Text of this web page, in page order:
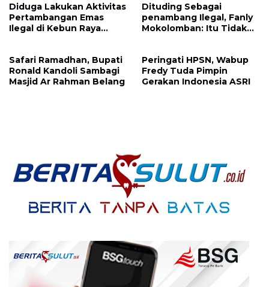
Diduga Lakukan Aktivitas
Pertambangan Emas
Ilegal di Kebun Raya
Sondakh
Dituding Sebagai
penambang Ilegal, Fanly
Mokolomban: Itu Tidak
Safari Ramadhan, Bupati
Ronald Kandoli Sambagi
Masjid Ar Rahman Belang
Peringati HPSN, Wabup
Fredy Tuda Pimpin
Gerakan Indonesia ASRI